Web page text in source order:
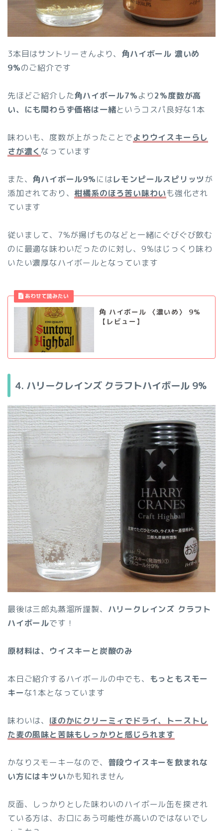
3本目はサントリーさんより、 角ハイボール 濃いめ
9%のご紹介です
先ほどご紹介した角ハイボール7%より2%度数が高
い、にも関わらず価格は一緒というコスパ良好な1本
味わいも、度数が上がったことでよりウイスキーらし
さが濃く なっています
また、 角ハイボール9%にはレモンピールスピリッツ が
添加されており、柑橘系のほろ苦い味わいも強化され
ています
従いまして、7%が揚げものなどと一緒にぐびぐび飲む
のに最適な味わいだったのに対し、9%はじっくり味わ
いたい濃厚なハイボールとなっています
角 ハイボール 〈濃いめ〉 9%
【レビュー】
4. ハリークレインズ クラフトハイボール 9%
最後は三郎丸蒸溜所謹製、 ハリークレインズ クラフト
ハイボールです！
原材料は、ウイスキーと炭酸のみ
本日ご紹介するハイボールの中でも、 もっともスモー
キーな1本となっています
味わいは、 ほのかにクリーミィでドライ、トーストし
た麦の風味と苦味もしっかりと感じられます
かなりスモーキーなので、 普段ウイスキーを飲まれな
い方にはキツいかも知れません
反面、しっかりとした味わいのハイボール缶を探され
ている方は、お口にあう可能性が高いのではないでし